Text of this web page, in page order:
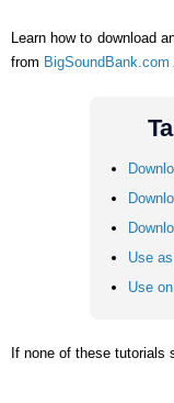
Learn how to download
from BigSoundBank.com
Use
Use
If none of these tutorials